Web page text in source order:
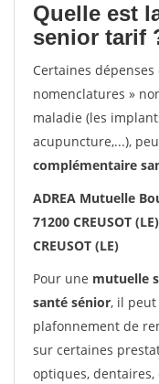
Quelle est
senior tarif
Certaines
nomenclatures »
maladie (les
acupuncture,...),
complémentaire
ADREA Mutuelle
71200 CREUSOT (LE)
CREUSOT (LE)
Pour une mutuelle
santé sénior, il
plafonnement de
sur certaines
optiques,